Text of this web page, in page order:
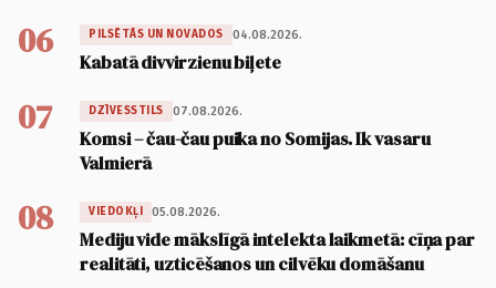
06 PILSĒTĀS UN NOVADOS 04.08.2026.
Kabatā divvirzienu biļete
07 DZĪVESSTILS 07.08.2026.
Komsi – čau-čau puika no Somijas. Ik vasaru
Valmierā
08 VIEDOKĻI 05.08.2026.
Mediju vide mākslīgā intelekta laikmetā: cīņa par
realitāti, uzticēšanos un cilvēku domāšanu